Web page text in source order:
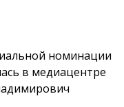
номинации
в медиацентре